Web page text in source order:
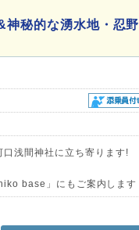
神秘的な湧水地・忍野
浅間神社に立ち寄ります!
base」にもご案内します